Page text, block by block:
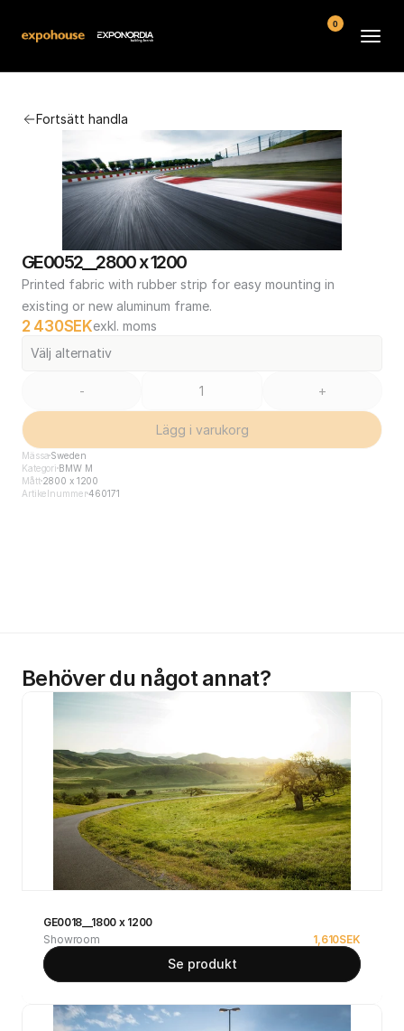
Fortsätt handla
GE0052__2800 x 1200
Printed fabric with rubber strip for easy mounting in
existing or new aluminum frame.
2 430SEKexkl. moms
Välj alternativ
- +
Lägg i varukorg
Mässa Sweden
Kategori BMW M
Mått2800 x 1200
Artikelnummer460171
Behöver du något annat?
GE0018__1800 x 1200
Showroom
1,610SEK
Se produkt
Kontakt
Köpvillkor
0